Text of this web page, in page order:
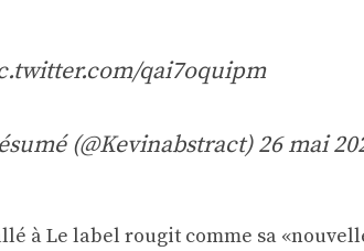
qai7oquipm
(@Kevinabstract)26 mai
àLe label rougit comme sa